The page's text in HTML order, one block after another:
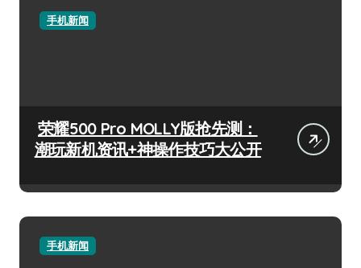
手机新闻
荣耀500 Pro MOLLY版抢先测：
潮玩新机资讯+神操作技巧大公开
手机新闻